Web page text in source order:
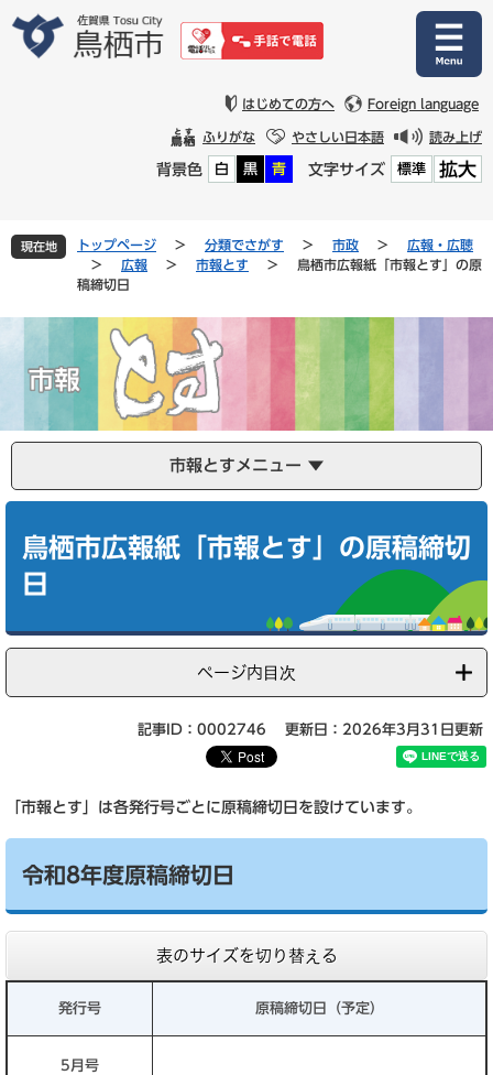
文
はじめての方へ Foreign language
ふりがな やさしい日本語 読み上げ
背景色 白 黒 青 文字サイズ 標準 拡大
現在地 トップページ > 分類でさがす > 市政 >
広報・広聴
>
広報 > 市報とす >
鳥栖市広報紙「市報とす」の原
稿締切日
市報とすメニュー
鳥栖市広報紙「市報とす」の原稿締切
日
ページ内目次
記事ID：0002746 更新日：2026年3月31日更新
「市報とす」は各発行号ごとに原稿締切日を設けています。
令和8年度原稿締切日
表のサイズを切り替える
発行号 原稿締切日（予定）
5月号